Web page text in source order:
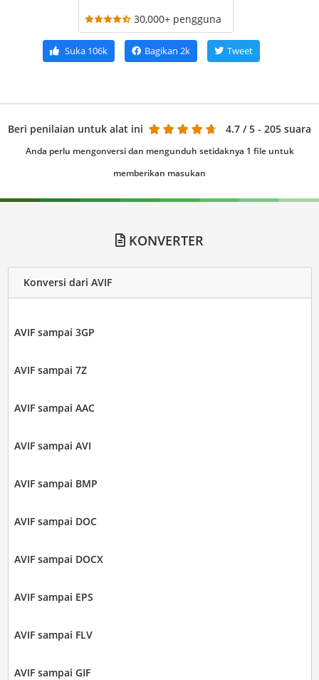
30,000+ pengguna
Suka106k Bagikan 2k Tweet
Beri penilaian untuk alat ini 4.7 / 5 - 205 suara
Anda perlu mengonversi dan mengunduh setidaknya 1 file untuk
memberikan masukan
KONVERTER
Konversi dari AVIF
AVIF sampai 3GP
AVIF sampai 7Z
AVIF sampai AAC
AVIF sampai AVI
AVIF sampai BMP
AVIF sampai DOC
AVIF sampai DOCX
AVIF sampai EPS
AVIF sampai FLV
AVIF sampai GIF